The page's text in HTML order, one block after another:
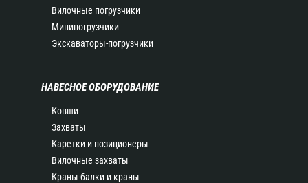
Вилочные погрузчики
Минипогрузчики
Экскаваторы-погрузчики
НАВЕСНОЕ ОБОРУДОВАНИЕ
Ковши
Захваты
Каретки и позиционеры
Вилочные захваты
Краны-балки и краны